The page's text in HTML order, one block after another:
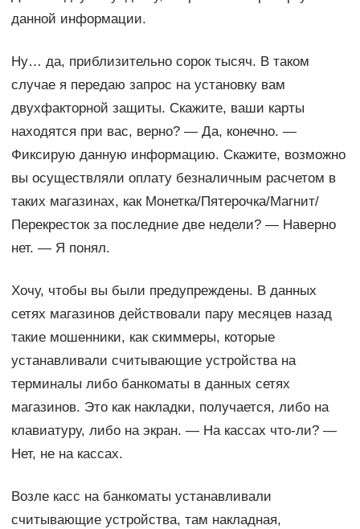
данной информации.
Ну… да, приблизительно сорок тысяч. В таком
случае я передаю запрос на установку вам
двухфакторной защиты. Скажите, ваши карты
находятся при вас, верно? — Да, конечно. —
Фиксирую данную информацию. Скажите, возможно
вы осуществляли оплату безналичным расчетом в
таких магазинах, как Монетка/Пятерочка/Магнит/
Перекресток за последние две недели? — Наверно
нет. — Я понял.
Хочу, чтобы вы были предупреждены. В данных
сетях магазинов действовали пару месяцев назад
такие мошенники, как скиммеры, которые
устанавливали считывающие устройства на
терминалы либо банкоматы в данных сетях
магазинов. Это как накладки, получается, либо на
клавиатуру, либо на экран. — На кассах что-ли? —
Нет, не на кассах.
Возле касс на банкоматы устанавливали
считывающие устройства, там накладная,